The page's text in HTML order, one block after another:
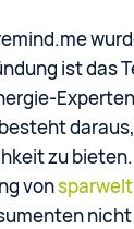
ist das
zu
von